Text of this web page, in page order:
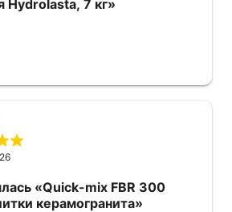
Hydrolasta, 7 кг»
«Quick-mix FBR 300
керамогранита»